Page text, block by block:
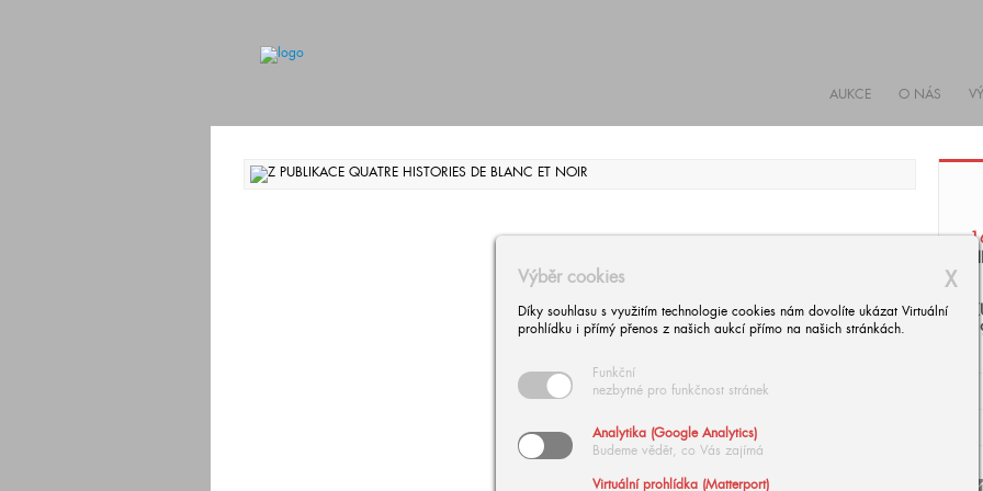
AUKCE O NÁS
X
Výběr cookies
Díky souhlasu s využitím technologie cookies nám dovolíte ukázat Virtuální
prohlídku i přímý přenos z našich aukcí přímo na našich stránkách.
Funkční
nezbytné pro funkčnost stránek
Analytika (Google Analytics)
Budeme vědět, co Vás zajímá
Virtuální prohlídka (Matterport)